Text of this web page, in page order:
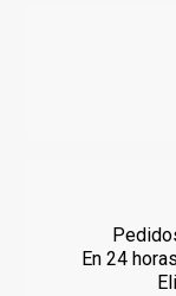
En 24